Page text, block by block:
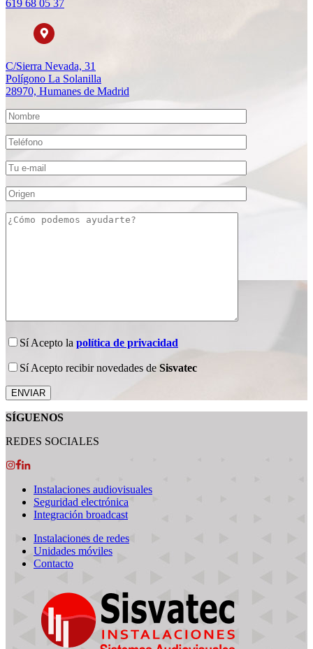
619 68 05 37
C/Sierra Nevada, 31
Polígono La Solanilla
28970, Humanes de Madrid
SíAcepto la política de privacidad
SíAcepto recibir novedades de Sisvatec
SÍGUENOS
REDES SOCIALES
Instalaciones audiovisuales
Seguridad electrónica
Integración broadcast
Instalaciones de redes
Unidades móviles
Contacto